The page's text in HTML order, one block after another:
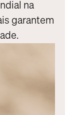
na
garantem